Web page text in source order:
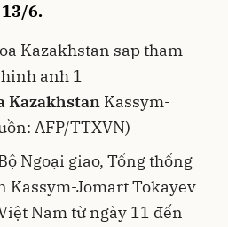
13/6.
Kazakhstan Kassym-
AFP/TTXVN)
Ngoại giao, Tổng thống
Kassym-Jomart Tokayev
Nam từ ngày 11 đến